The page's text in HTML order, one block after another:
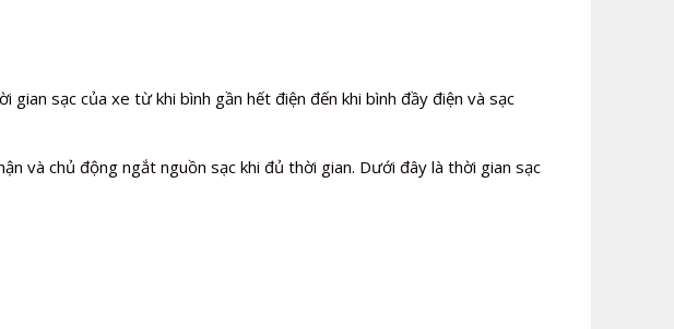
sạc của xe từ khi bình gần hết điện đến khi bình đầy điện và sạc
và chủ động ngắt nguồn sạc khi đủ thời gian. Dưới đây là thời gian sạc